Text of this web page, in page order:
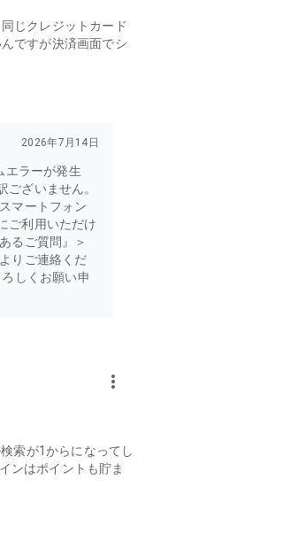
じクレジットカード
ですが決済画面でシ
2026年7月14日
エラーが発生
ざいません。
マートフォン
ご利用いただけ
るご質問』＞
りご連絡くだ
しくお願い申
more_vert
索が1からになってし
ンはポイントも貯ま